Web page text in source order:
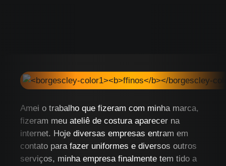
Amei o trabalho que fizeram com minha marca,
fizeram meu ateliê de costura aparecer na
internet. Hoje diversas empresas entram em
contato para fazer uniformes e diversos outros
serviços, minha empresa finalmente tem tido a